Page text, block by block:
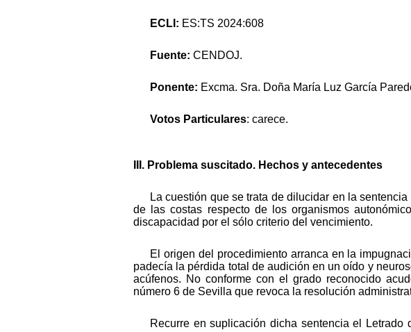
ECLI: ES:TS 2024:608
Fuente: CENDOJ.
Ponente: Excma. Sra. Doña María Luz García
Votos Particulares: carece.
III. Problema suscitado. Hechos y antecedentes
La cuestión que se trata de dilucidar en la
de las costas respecto de los organismos
discapacidad por el sólo criterio del vencimiento.
El origen del procedimiento arranca en la
padecía la pérdida total de audición en un oído y
acúfenos. No conforme con el grado reconocido
número 6 de Sevilla que revoca la resolución
Recurre en suplicación dicha sentencia el